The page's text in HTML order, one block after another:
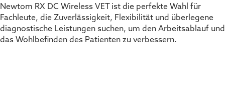
Newtom RX DC Wireless VET ist die perfekte Wahl für
Fachleute, die Zuverlässigkeit, Flexibilität und überlegene
diagnostische Leistungen suchen, um den Arbeitsablauf und
das Wohlbefinden des Patienten zu verbessern.